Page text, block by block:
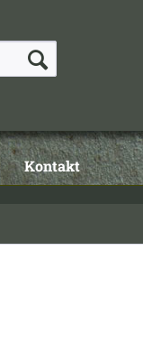
Kontakt